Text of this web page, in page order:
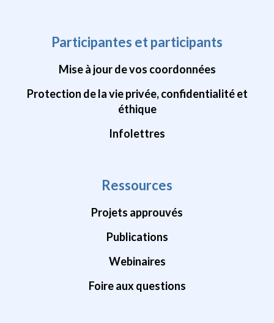
Participantes et participants
Mise à jour de vos coordonnées
Protection de la vie privée, confidentialité et
éthique
Infolettres
Ressources
Projets approuvés
Publications
Webinaires
Foire aux questions